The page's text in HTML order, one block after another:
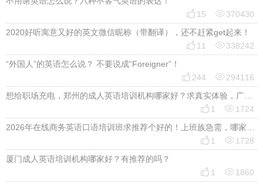
 15 370430
2020好听寓意又好的英文微信昵称（带翻译），还不赶紧get起来！
 11 338242
“外国人”的英语怎么说？ 不要说成“Foreigner”！
 244 294116
想给职场充电，郑州的成人英语培训机构哪家好？求真实体验，广告勿扰，感谢！
 1 1724
2026年在线商务英语口语培训班求推荐个好的！上班族急需，哪家好？
 1 1728
厦门成人英语培训机构哪家好？有推荐的吗？
 1 1860